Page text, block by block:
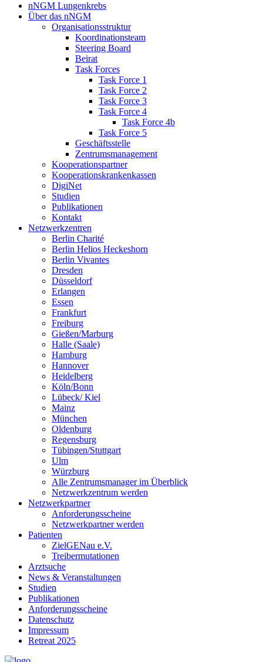
nNGM Lungenkrebs
Über das nNGM
Organisationsstruktur
Koordinationsteam
Steering Board
Beirat
Task Forces
Task Force 1
Task Force 2
Task Force 3
Task Force 4
Task Force 4b
Task Force 5
Geschäftsstelle
Zentrumsmanagement
Kooperationspartner
Kooperationskrankenkassen
DigiNet
Studien
Publikationen
Kontakt
Netzwerkzentren
Berlin Charité
Berlin Helios Heckeshorn
Berlin Vivantes
Dresden
Düsseldorf
Erlangen
Essen
Frankfurt
Freiburg
Gießen/Marburg
Halle (Saale)
Hamburg
Hannover
Heidelberg
Köln/Bonn
Lübeck/ Kiel
Mainz
München
Oldenburg
Regensburg
Tübingen/Stuttgart
Ulm
Würzburg
Alle Zentrumsmanager im Überblick
Netzwerkzentrum werden
Netzwerkpartner
Anforderungsscheine
Netzwerkpartner werden
Patienten
ZielGENau e.V.
Treibermutationen
Arztsuche
News & Veranstaltungen
Studien
Publikationen
Anforderungsscheine
Datenschutz
Impressum
Retreat 2025